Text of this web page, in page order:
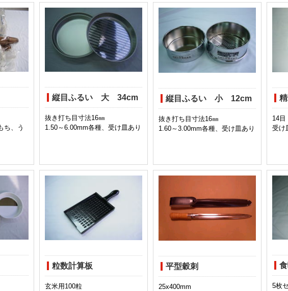
ち、う
縦目ふるい 大 34cm
抜き打ち目寸法16㎜
1.50～6.00mm各種、受け皿あり
縦目ふるい 小 12cm
抜き打ち目寸法16㎜
1.60～3.00mm各種、受け皿あり
14
受け
粒数計算板
玄米用100粒
平型穀刺
25x400mm
5枚